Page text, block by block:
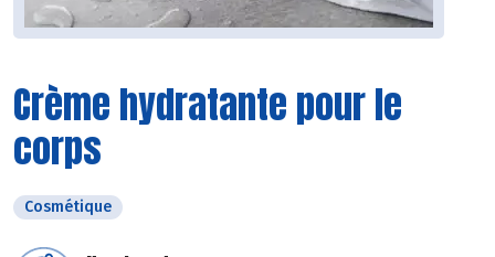
Crème hydratante pour le
corps
Cosmétique